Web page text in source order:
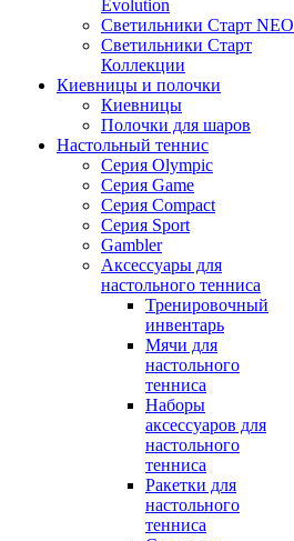
Evolution
Светильники Старт NEO
Светильники Старт
Коллекции
Киевницы и полочки
Киевницы
Полочки для шаров
Настольный теннис
Серия Olympic
Серия Game
Серия Compact
Серия Sport
Gambler
Аксессуары для
настольного тенниса
Тренировочный
инвентарь
Мячи для
настольного
тенниса
Наборы
аксессуаров для
настольного
тенниса
Ракетки для
настольного
тенниса